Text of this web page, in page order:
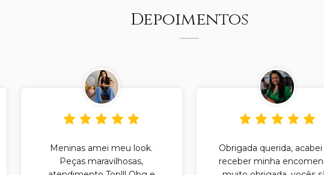
Depoimentos
Meninas amei meu look.
Peças maravilhosas,
Obrigada querida, acabei
receber minha